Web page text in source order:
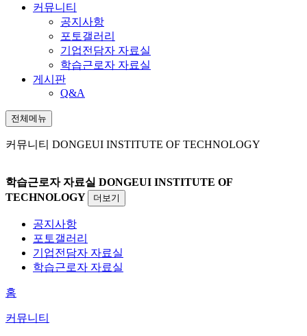
커뮤니티
공지사항
포토갤러리
기업전담자 자료실
학습근로자 자료실
게시판
Q&A
전체메뉴
커뮤니티 DONGEUI INSTITUTE OF TECHNOLOGY
학습근로자 자료실 DONGEUI INSTITUTE OF
TECHNOLOGY
더보기
공지사항
포토갤러리
기업전담자 자료실
학습근로자 자료실
홈
커뮤니티